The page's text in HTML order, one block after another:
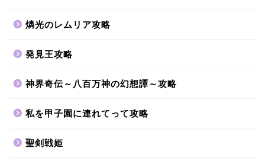
燐光のレムリア攻略
発見王攻略
神界奇伝～八百万神の幻想譚～攻略
私を甲子園に連れてって攻略
聖剣戦姫